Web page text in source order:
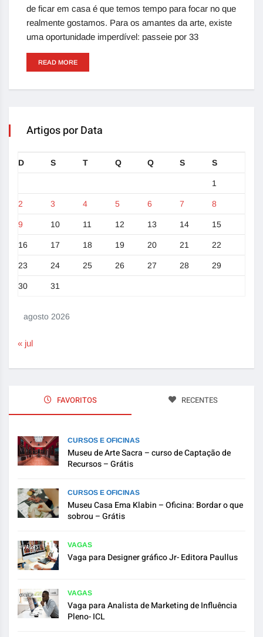
de ficar em casa é que temos tempo para focar no que
realmente gostamos. Para os amantes da arte, existe
uma oportunidade imperdível: passeie por 33
READ MORE
Artigos por Data
agosto 2026
D S T Q Q S S
1
2 3 4 5 6 7 8
9 10 11 12 13 14 15
16 17 18 19 20 21 22
23 24 25 26 27 28 29
30 31
« jul
FAVORITOS RECENTES
CURSOS E OFICINAS
Museu de Arte Sacra – curso de Captação de
Recursos – Grátis
CURSOS E OFICINAS
Museu Casa Ema Klabin – Oficina: Bordar o que
sobrou – Grátis
VAGAS
Vaga para Designer gráfico Jr- Editora Paullus
VAGAS
Vaga para Analista de Marketing de Influência
Pleno- ICL